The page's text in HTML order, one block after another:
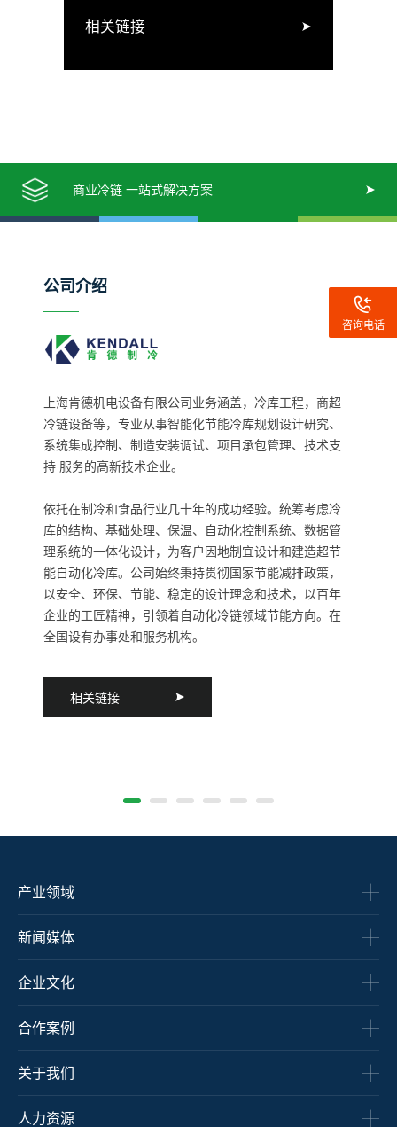
相关链接
商业冷链 一站式解决方案
公司介绍
上海肯德机电设备有限公司业务涵盖，冷库工程，商超
冷链设备等，专业从事智能化节能冷库规划设计研究、
系统集成控制、制造安装调试、项目承包管理、技术支
持 服务的高新技术企业。
依托在制冷和食品行业几十年的成功经验。统筹考虑冷
库的结构、基础处理、保温、自动化控制系统、数据管
理系统的一体化设计，为客户因地制宜设计和建造超节
能自动化冷库。公司始终秉持贯彻国家节能减排政策，
以安全、环保、节能、稳定的设计理念和技术，以百年
企业的工匠精神，引领着自动化冷链领域节能方向。在
全国设有办事处和服务机构。
相关链接
产业领域
新闻媒体
企业文化
合作案例
关于我们
人力资源
咨询电话